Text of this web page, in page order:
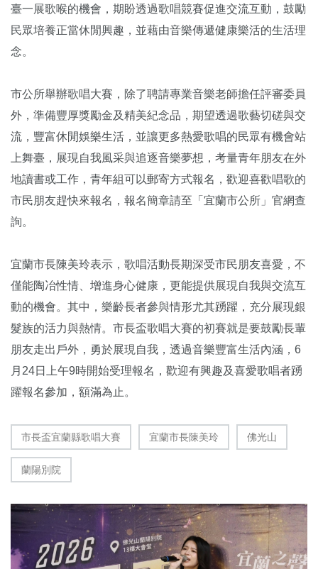
臺一展歌喉的機會，期盼透過歌唱競賽促進交流互動，鼓勵
民眾培養正當休閒興趣，並藉由音樂傳遞健康樂活的生活理
念。
市公所舉辦歌唱大賽，除了聘請專業音樂老師擔任評審委員
外，準備豐厚獎勵金及精美紀念品，期望透過歌藝切磋與交
流，豐富休閒娛樂生活，並讓更多熱愛歌唱的民眾有機會站
上舞臺，展現自我風采與追逐音樂夢想，考量青年朋友在外
地讀書或工作，青年組可以郵寄方式報名，歡迎喜歡唱歌的
市民朋友趕快來報名，報名簡章請至「宜蘭市公所」官網查
詢。
宜蘭市長陳美玲表示，歌唱活動長期深受市民朋友喜愛，不
僅能陶冶性情、增進身心健康，更能提供展現自我與交流互
動的機會。其中，樂齡長者參與情形尤其踴躍，充分展現銀
髮族的活力與熱情。市長盃歌唱大賽的初賽就是要鼓勵長輩
朋友走出戶外，勇於展現自我，透過音樂豐富生活內涵，6
月24日上午9時開始受理報名，歡迎有興趣及喜愛歌唱者踴
躍報名參加，額滿為止。
市長盃宜蘭縣歌唱大賽 宜蘭市長陳美玲 佛光山
蘭陽別院